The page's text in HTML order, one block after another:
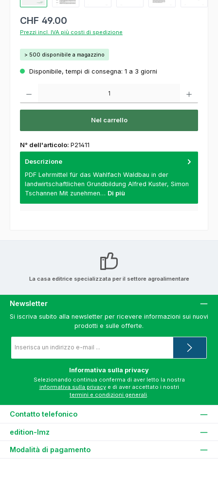
CHF 49.00
Prezzi incl. IVA più costi di spedizione
> 500 disponibile a magazzino
Disponibile, tempi di consegna: 1 a 3 giorni
Nel carrello
N° dell'articolo: P21411
Descrizione
PDF Lehrmittel für das Wahlfach Waldbau in der
landwirtschaftlichen Grundbildung Alfred Kuster, Simon
Tschannen Mit zunehmen… Di più
La casa editrice specializzata per il settore agroalimentare
Newsletter
Si iscriva subito alla newsletter per ricevere informazioni sui nuovi
prodotti e sulle offerte.
e-
*
Informativa sulla privacy
informativa sulla privacy
termini e condizioni generali.
Contatto telefonico
edition-lmz
Modalità di pagamento